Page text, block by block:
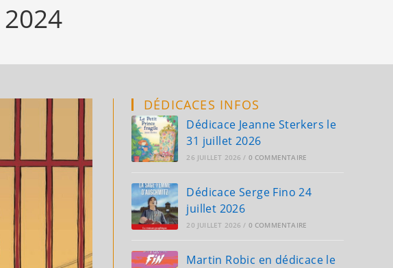
DÉDICACES INFOS
Dédicace Jeanne Sterkers le
31 juillet 2026
26 JUILLET 2026 / 0 COMMENTAIRE
Dédicace Serge Fino 24
juillet 2026
20 JUILLET 2026 / 0 COMMENTAIRE
Martin Robic en dédicace le